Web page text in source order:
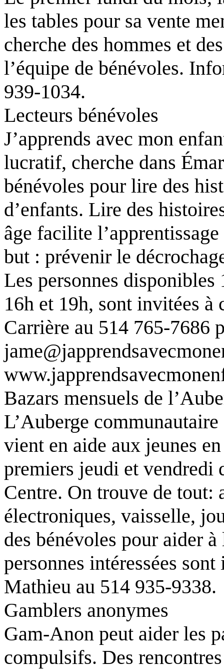
les tables pour sa vente
cherche des hommes et
l’équipe de bénévoles.
939-1034.
Lecteurs bénévoles
J’apprends avec mon
lucratif, cherche dans
bénévoles pour lire des
d’enfants. Lire des
âge facilite
but : prévenir le
Les personnes disponibles
16h et 19h, sont invitées
Carrière au 514 765-7686
Bazars mensuels de
L’Auberge
vient en aide aux jeunes
premiers jeudi et vendredi
Centre. On trouve de tout:
électroniques, vaisselle,
des bénévoles pour aider
personnes intéressées
Mathieu au 514 935-9338.
Gamblers anonymes
Gam-Anon peut aider les
compulsifs. Des